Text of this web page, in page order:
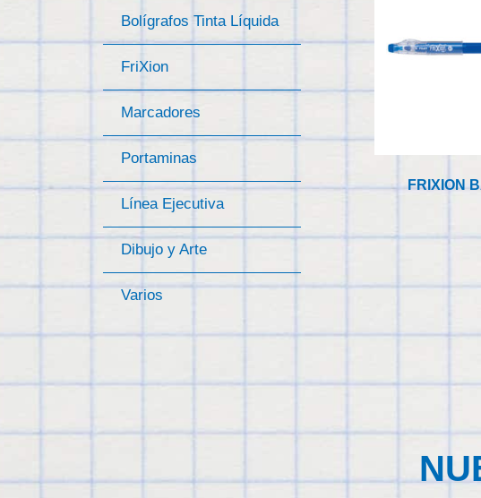
Bolígrafos Tinta Líquida
FriXion
Marcadores
Portaminas
Línea Ejecutiva
Dibujo y Arte
Varios
FRIXION